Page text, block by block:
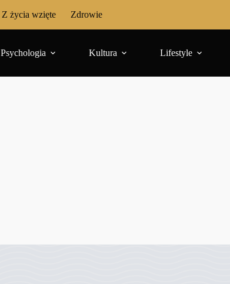
Z życia wzięte Zdrowie
Psychologia Kultura Lifestyle